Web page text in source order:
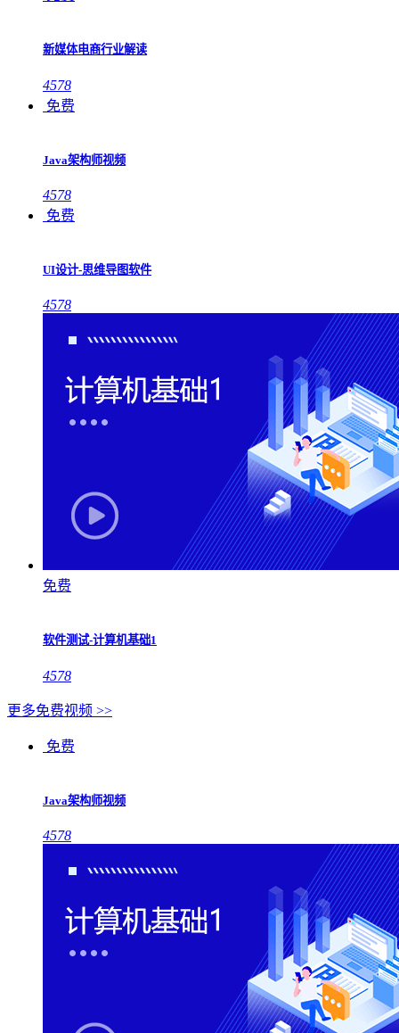
新媒体电商行业解读
4578
免费
Java架构师视频
4578
免费
UI设计-思维导图软件
4578
免费
软件测试-计算机基础1
4578
更多免费视频 >>
免费
Java架构师视频
4578